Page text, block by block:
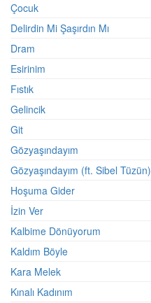
Çocuk
Delirdin Mi Şaşırdın Mı
Dram
Esirinim
Fıstık
Gelincik
Git
Gözyaşındayım
Gözyaşındayım (ft. Sibel Tüzün)
Hoşuma Gider
İzin Ver
Kalbime Dönüyorum
Kaldım Böyle
Kara Melek
Kınalı Kadınım